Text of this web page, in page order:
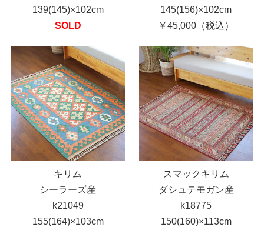
139(145)×102cm
SOLD
145(156)×102cm
￥45,000（税込）
キリム
シーラーズ産
k21049
155(164)×103cm
スマックキリム
ダシュテモガン産
k18775
150(160)×113cm